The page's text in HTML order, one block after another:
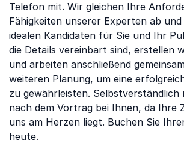
Telefon mit. Wir gleichen Ihre
Fähigkeiten unserer Experten ab
idealen Kandidaten für Sie und Ihr
die Details vereinbart sind, erstellen
und arbeiten anschließend
weiteren Planung, um eine
zu gewährleisten. Selbstverständlich
nach dem Vortrag bei Ihnen, da Ihre
uns am Herzen liegt. Buchen Sie
heute.